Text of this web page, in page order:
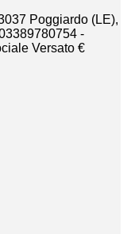
Poggiardo (LE),
-
Versato €